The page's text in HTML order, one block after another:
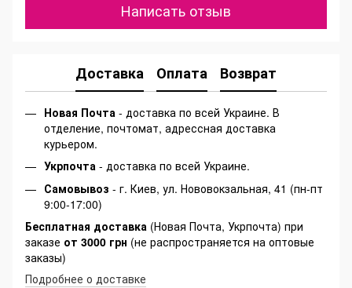
Написать отзыв
Доставка Оплата Возврат
Новая Почта - доставка по всей Украине. В
отделение, почтомат, адрессная доставка
курьером.
Укрпочта - доставка по всей Украине.
Самовывоз - г. Киев, ул. Нововокзальная, 41 (пн-пт
9:00-17:00)
Бесплатная доставка (Новая Почта, Укрпочта) при
заказе от 3000 грн (не распространяется на оптовые
заказы)
Подробнее о доставке